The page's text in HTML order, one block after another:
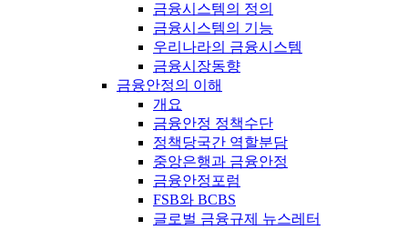
금융시스템의 정의
금융시스템의 기능
우리나라의 금융시스템
금융시장동향
금융안정의 이해
개요
금융안정 정책수단
정책당국간 역할분담
중앙은행과 금융안정
금융안정포럼
FSB와 BCBS
글로벌 금융규제 뉴스레터